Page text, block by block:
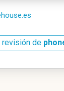
revisión de